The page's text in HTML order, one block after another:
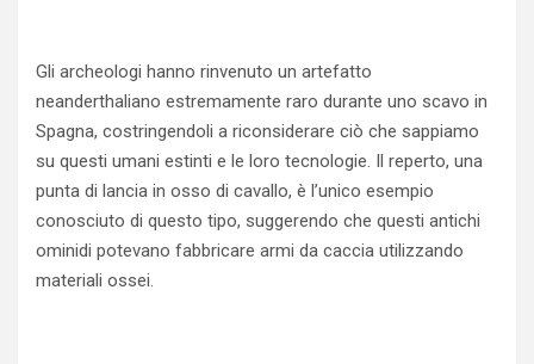
Gli archeologi hanno rinvenuto un artefatto
neanderthaliano estremamente raro durante uno scavo in
Spagna, costringendoli a​ riconsiderare ciò ⁤che sappiamo
su questi umani estinti e le⁢ loro tecnologie. ‍Il reperto, una
punta di lancia in osso ‌di cavallo, è l’unico esempio
conosciuto di questo tipo, suggerendo che questi antichi
ominidi potevano ‌fabbricare armi da caccia utilizzando
‌materiali ossei.